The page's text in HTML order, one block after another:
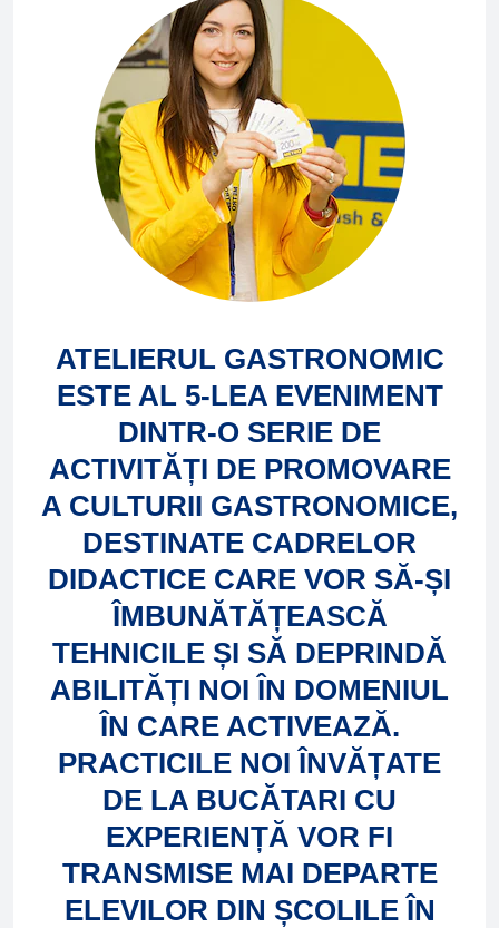
ATELIERUL GASTRONOMIC
ESTE AL 5-LEA EVENIMENT
DINTR-O SERIE DE
ACTIVITĂȚI DE PROMOVARE
A CULTURII GASTRONOMICE,
DESTINATE CADRELOR
DIDACTICE CARE VOR SĂ-ȘI
ÎMBUNĂTĂȚEASCĂ
TEHNICILE ȘI SĂ DEPRINDĂ
ABILITĂȚI NOI ÎN DOMENIUL
ÎN CARE ACTIVEAZĂ.
PRACTICILE NOI ÎNVĂȚATE
DE LA BUCĂTARI CU
EXPERIENȚĂ VOR FI
TRANSMISE MAI DEPARTE
ELEVILOR DIN ȘCOLILE ÎN